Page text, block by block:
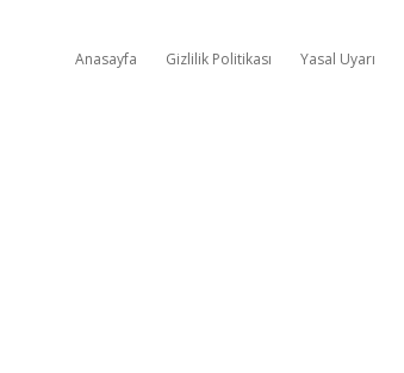
Anasayfa Gizlilik Politikası Yasal Uyarı